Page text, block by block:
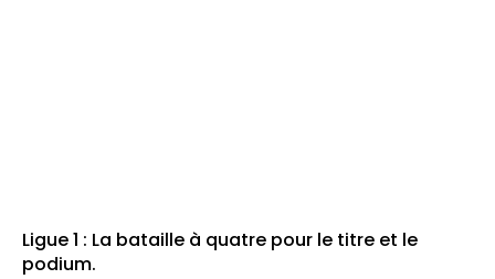
Ligue 1 : La bataille à quatre pour le titre et le
podium.